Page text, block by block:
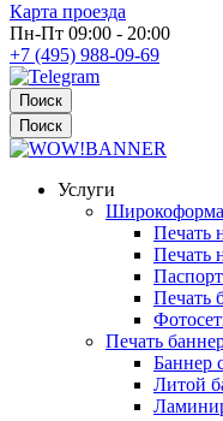
Карта проезда
Пн-Пт 09:00 - 20:00
+7 (495) 988-09-69
Поиск
Поиск
Услуги
Печать
Печать
Паспорт
Печать
Печать
Баннер
Литой